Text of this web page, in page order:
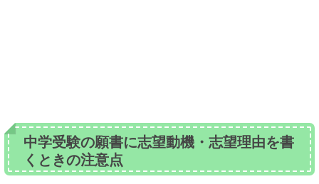
中学受験の願書に志望動機・志望理由を書
くときの注意点